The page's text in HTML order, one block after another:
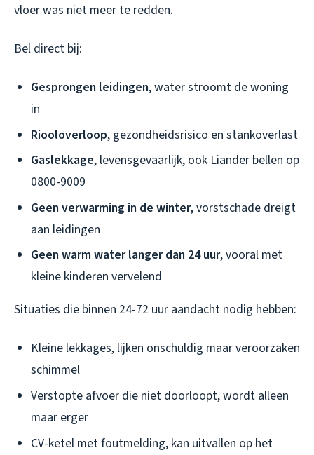
vloer was niet meer te redden.
Bel direct bij:
Gesprongen leidingen, water stroomt de woning
in
Riooloverloop, gezondheidsrisico en stankoverlast
Gaslekkage, levensgevaarlijk, ook Liander bellen op
0800-9009
Geen verwarming in de winter, vorstschade dreigt
aan leidingen
Geen warm water langer dan 24 uur, vooral met
kleine kinderen vervelend
Situaties die binnen 24-72 uur aandacht nodig hebben:
Kleine lekkages, lijken onschuldig maar veroorzaken
schimmel
Verstopte afvoer die niet doorloopt, wordt alleen
maar erger
CV-ketel met foutmelding, kan uitvallen op het